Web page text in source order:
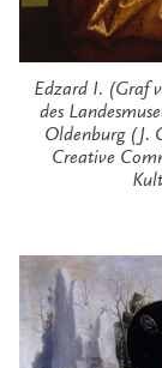
Edzard I. (Graf
des
Oldenburg (J.
Creative